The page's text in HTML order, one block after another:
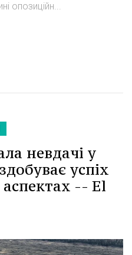
опозиційн...
невдачі у
успіх
-- El